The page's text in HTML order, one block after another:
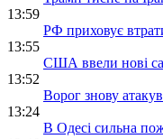
13:59
РФ приховує
13:55
США ввели нові
13:52
Ворог знову
13:24
В Одесі сильна